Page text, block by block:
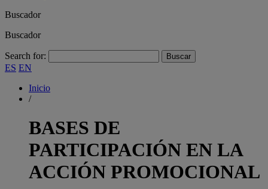
Buscador
Buscador
Search for:
ES EN
Inicio
/
BASES DE
PARTICIPACIÓN EN LA
ACCIÓN PROMOCIONAL